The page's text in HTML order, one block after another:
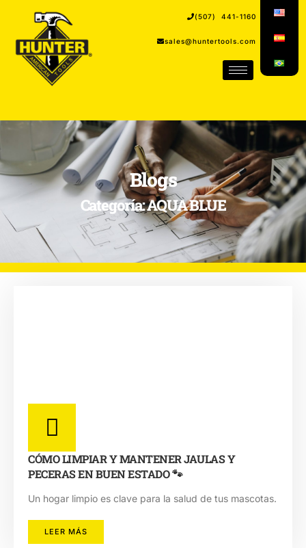
(507) 441-1160
sales@huntertools.com
Blogs
Categoría: AQUA BLUE
CÓMO LIMPIAR Y MANTENER JAULAS Y
PECERAS EN BUEN ESTADO 🐾
Un hogar limpio es clave para la salud de tus mascotas.
LEER MÁS